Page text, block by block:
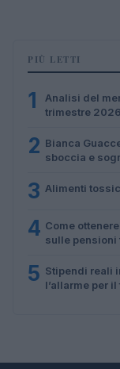
PIÙ LETTI
1
Analisi del
trimestre 2026
2 Bianca
sboccia e
3 Alimenti
4 Come
sulle pensioni
5 Stipendi reali
l’allarme per